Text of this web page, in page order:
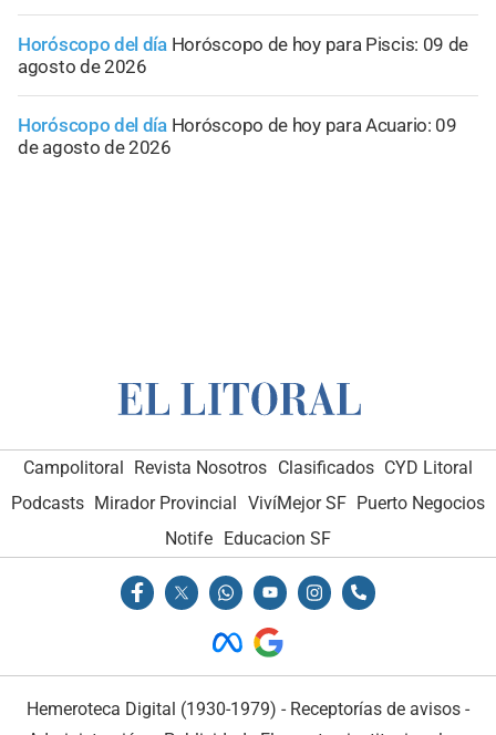
Horóscopo del día Horóscopo de hoy para Piscis: 09 de
agosto de 2026
Horóscopo del día Horóscopo de hoy para Acuario: 09
de agosto de 2026
Campolitoral Revista Nosotros Clasificados CYD Litoral
Podcasts Mirador Provincial VivíMejor SF Puerto Negocios
Notife
Educacion SF
Hemeroteca Digital (1930-1979) - Receptorías de avisos -